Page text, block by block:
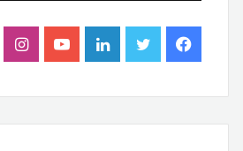
فیس
بوک
توییتر لینکدینیوتیوب